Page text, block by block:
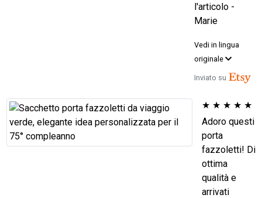
l'articolo -
Marie
Vedi in lingua
originale
Inviato su
★ ★ ★ ★ ★
Adoro questi
porta
fazzoletti! Di
ottima
qualità e
arrivati